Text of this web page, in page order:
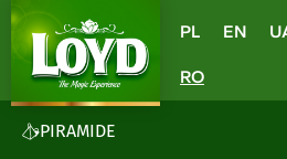
PL EN
RO
PIRAMIDE